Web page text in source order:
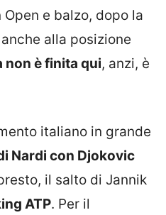
e balzo, dopo la
alla posizione
non è finita qui, anzi, è
italiano in grande
Nardi con Djokovic
il salto di Jannik
ATP. Per il